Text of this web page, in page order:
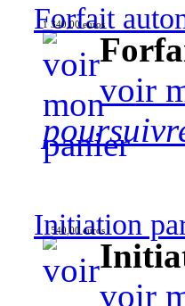
Forfait
1 340,00 euros
voir
Initiation
540,00 euros
voir